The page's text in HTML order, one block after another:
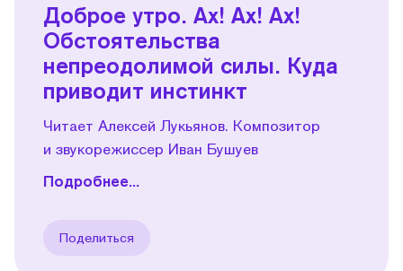
Доброе утро. Ах! Ах! Ах!
Обстоятельства
непреодолимой силы. Куда
приводит инстинкт
Читает Алексей Лукьянов. Композитор
и звукорежиссер Иван Бушуев
Подробнее...
Поделиться